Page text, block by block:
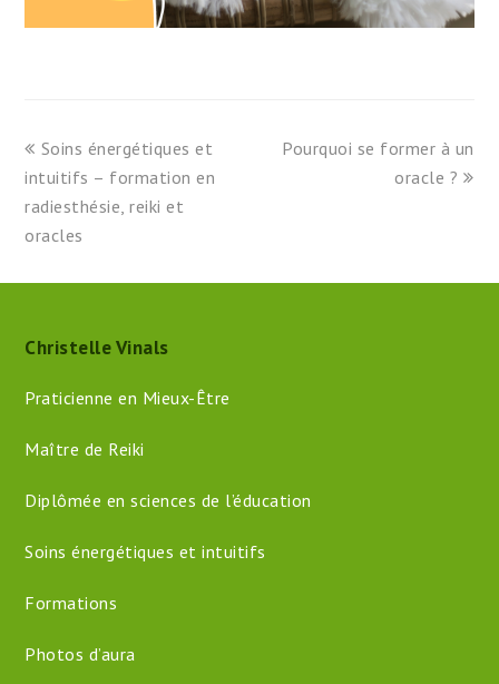
previous
post:
Soins énergétiques et
intuitifs – formation en
radiesthésie, reiki et
oracles
next
Pourquoi se former à un
oracle ?
Christelle Vinals
Praticienne en Mieux-Être
Maître de Reiki
Diplômée en sciences de l’éducation
Soins énergétiques et intuitifs
Formations
Photos d’aura